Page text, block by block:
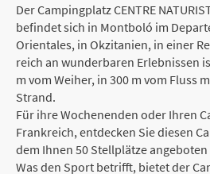
Der Campingplatz CENTRE
befindet sich in Montboló im
Orientales, in Okzitanien, in einer
reich an wunderbaren Erlebnissen
m vom Weiher, in 300 m vom Fluss
Strand.
Für ihre Wochenenden oder Ihren
Frankreich, entdecken Sie diesen
dem Ihnen 50 Stellplätze
Was den Sport betrifft, bietet der